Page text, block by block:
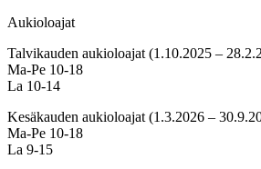
Aukioloajat
Talvikauden aukioloajat (1.10.2025 –
Ma-Pe 10-18
La 10-14
Kesäkauden aukioloajat (1.3.2026 –
Ma-Pe 10-18
La 9-15